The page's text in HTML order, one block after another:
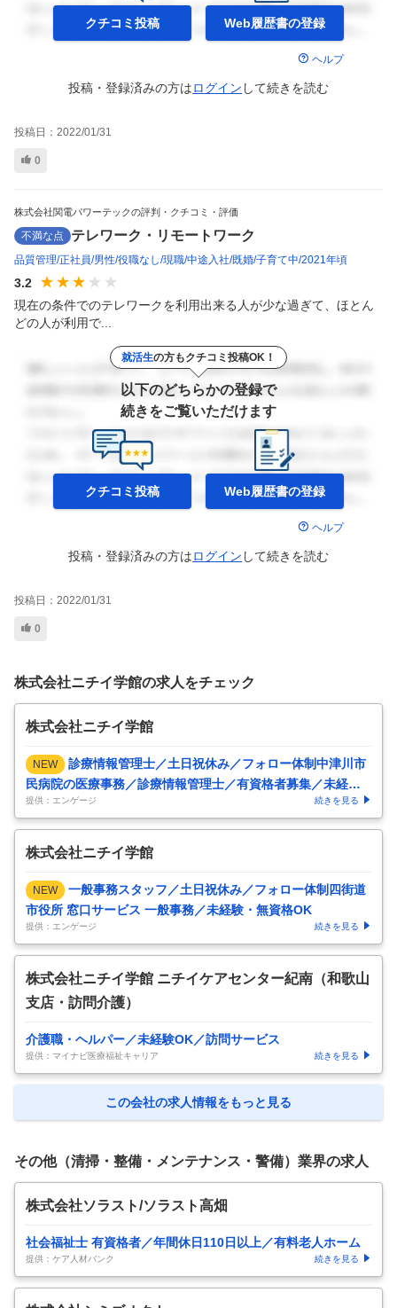
クチコミ投稿 Web履歴書の登録
ヘルプ
投稿・登録済みの方はログイン して続きを読む
投稿日： 2022/01/31
0
株式会社関電パワーテックの評判・クチコミ・評価
不満な点 テレワーク・リモートワーク
品質管理 正社員 男性 役職なし 現職 中途入社 既婚 子育て中 2021年頃
3.2
現在の条件でのテレワークを利用出来る人が少な過ぎて、ほとん
どの人が利用で...
就活生の方もクチコミ投稿OK！
以下のどちらかの登録で
続きをご覧いただけます
クチコミ投稿 Web履歴書の登録
ヘルプ
投稿・登録済みの方はログイン して続きを読む
投稿日： 2022/01/31
0
株式会社ニチイ学館の求人をチェック
株式会社ニチイ学館
NEW
診療情報管理士／土日祝休み／フォロー体制中津川市
民病院の医療事務／診療情報管理士／有資格者募集／未経験O
K
提供：エンゲージ 続きを見る
株式会社ニチイ学館
NEW
一般事務スタッフ／土日祝休み／フォロー体制四街道
市役所 窓口サービス 一般事務／未経験・無資格OK
提供：エンゲージ 続きを見る
株式会社ニチイ学館 ニチイケアセンター紀南（和歌山
支店・訪問介護）
介護職・ヘルパー／未経験OK／訪問サービス
提供：マイナビ医療福祉キャリア 続きを見る
この会社の求人情報をもっと見る
その他（清掃・整備・メンテナンス・警備）業界の求人
株式会社ソラスト/ソラスト高畑
社会福祉士 有資格者／年間休日110日以上／有料老人ホーム
提供：ケア人材バンク 続きを見る